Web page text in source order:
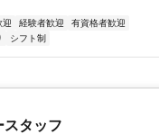
迎 経験者歓迎
有資格者歓迎
シフト制
スタッフ